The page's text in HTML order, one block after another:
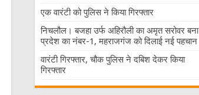
एक वारंटी को पुलिस ने किया गिरफ्तार
निचलौल। बजहा उर्फ अहिरौली का अमृत सरोवर बना
प्रदेश का नंबर-1, महराजगंज को दिलाई नई पहचान
वारंटी गिरफ्तार, चौक पुलिस ने दबिश देकर किया
गिरफ्तार